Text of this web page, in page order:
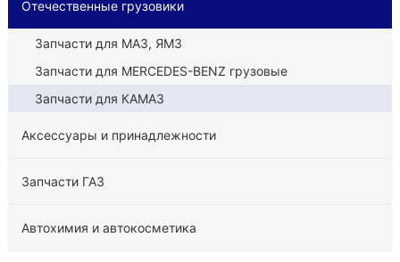
Отечественные грузовики
Запчасти для МАЗ, ЯМЗ
Запчасти для MERCEDES-BENZ грузовые
Запчасти для КАМАЗ
Аксессуары и принадлежности
Запчасти ГАЗ
Автохимия и автокосметика